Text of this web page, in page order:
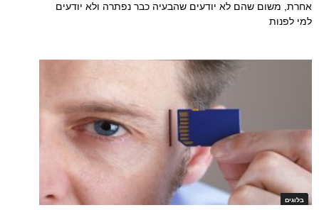
אחרת, משום שהם לא יודעים שהבעיה כבר נפתרה ולא יודעים
למי לפנות
בלוגים